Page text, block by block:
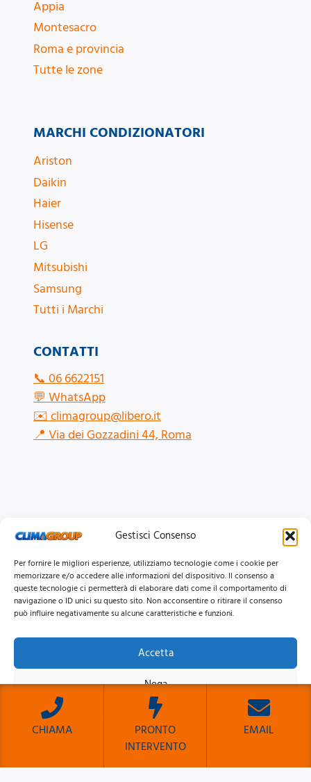
Gestisci Consenso
Per fornire le migliori esperienze, utilizziamo tecnologie come i cookie per
memorizzare e/o accedere alle informazioni del dispositivo. Il consenso a
queste tecnologie ci permetterà di elaborare dati come il comportamento di
navigazione o ID unici su questo sito. Non acconsentire o ritirare il consenso
può influire negativamente su alcune caratteristiche e funzioni.
Accetta
Nega
Visualizza le preferenze
Cookie PolicyPrivacy Policy
Appia
Montesacro
Roma e provincia
Tutte le zone
CONTATTI
📞06 6622151
💬WhatsApp
✉️climagroup@libero.it
📍Via dei Gozzadini 44, Roma
MARCHI CONDIZIONATORI
Ariston
Daikin
Haier
Hisense
LG
Mitsubishi
Samsung
Tutti i Marchi
© 2026 Clima Group Impianti Srls P.IVA: 17771951005
Privacy
CookiePolicy | Mappa del Sito
CHIAMA
PRONTO
INTERVENTO
EMAIL